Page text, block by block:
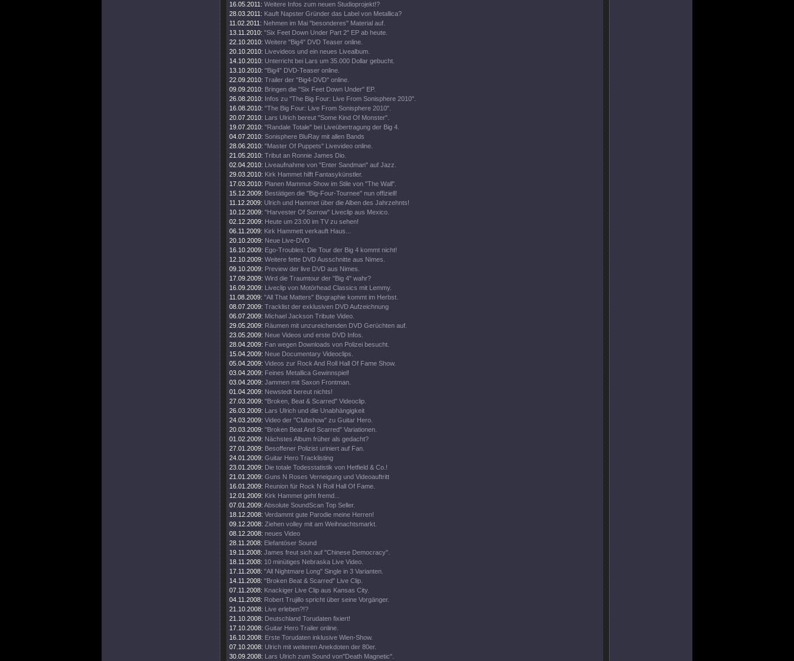
16.05.2011: Weitere Infos zum neuen Studioprojekt!?
28.03.2011: Kauft Napster Gründer das Label von Metallica?
11.02.2011: Nehmen im Mai "besonderes" Material auf.
13.11.2010: "Six Feet Down Under Part 2" EP ab heute.
22.10.2010: Weitere "Big4" DVD Teaser online.
20.10.2010: Livevideos und ein neues Livealbum.
14.10.2010: Unterricht bei Lars um 35.000 Dollar gebucht.
13.10.2010: "Big4" DVD-Teaser online.
22.09.2010: Trailer der "Big4-DVD" online.
09.09.2010: Bringen die "Six Feet Down Under" EP.
26.08.2010: Infos zu "The Big Four: Live From Sonisphere 2010".
16.08.2010: "The Big Four: Live From Sonisphere 2010".
20.07.2010: Lars Ulrich bereut "Some Kind Of Monster".
19.07.2010: "Randale Totale" bei Liveübertragung der Big 4.
04.07.2010: Sonisphere BluRay mit allen Bands
28.06.2010: "Master Of Puppets" Livevideo online.
21.05.2010: Tribut an Ronnie James Dio.
02.04.2010: Liveaufnahme von "Enter Sandman" auf Jazz.
29.03.2010: Kirk Hammet hilft Fantasykünstler.
17.03.2010: Planen Mammut-Show im Stile von "The Wall".
15.12.2009: Bestätigen die "Big-Four-Tournee" nun offiziell!
11.12.2009: Ulrich und Hammet über die Alben des Jahrzehnts!
10.12.2009: "Harvester Of Sorrow" Liveclip aus Mexico.
02.12.2009: Heute um 23:00 im TV zu sehen!
06.11.2009: Kirk Hammett verkauft Haus...
20.10.2009: Neue Live-DVD
16.10.2009: Ego-Troubles: Die Tour der Big 4 kommt nicht!
12.10.2009: Weitere fette DVD Ausschnitte aus Nimes.
09.10.2009: Preview der live DVD aus Nimes.
17.09.2009: Wird die Traumtour der "Big 4" wahr?
16.09.2009: Liveclip von Motörhead Classics mit Lemmy.
11.08.2009: "All That Matters" Biographie kommt im Herbst.
08.07.2009: Tracklist der exklusiven DVD Aufzeichnung
06.07.2009: Michael Jackson Tribute Video.
29.05.2009: Räumen mit unzureichenden DVD Gerüchten auf.
23.05.2009: Neue Videos und erste DVD Infos.
28.04.2009: Fan wegen Downloads von Polizei besucht.
15.04.2009: Neue Documentary Videoclips.
05.04.2009: Videos zur Rock And Roll Hall Of Fame Show.
03.04.2009: Feines Metallica Gewinnspiel!
03.04.2009: Jammen mit Saxon Frontman.
01.04.2009: Newstedt bereut nichts!
27.03.2009: "Broken, Beat & Scarred" Videoclip.
26.03.2009: Lars Ulrich und die Unabhängigkeit
24.03.2009: Video der "Clubshow" zu Guitar Hero.
20.03.2009: "Broken Beat And Scarred" Variationen.
01.02.2009: Nächstes Album früher als gedacht?
27.01.2009: Besoffener Polizist uriniert auf Fan.
24.01.2009: Guitar Hero Tracklisting
23.01.2009: Die totale Todesstatistik von Hetfield & Co.!
21.01.2009: Guns N Roses Verneigung und Videoauftritt
16.01.2009: Reunion für Rock N Roll Hall Of Fame.
12.01.2009: Kirk Hammet geht fremd...
07.01.2009: Absolute SoundScan Top Seller.
18.12.2008: Verdammt gute Parodie meine Herren!
09.12.2008: Ziehen volley mit am Weihnachtsmarkt.
08.12.2008: neues Video
28.11.2008: Elefantöser Sound
19.11.2008: James freut sich auf "Chinese Democracy".
18.11.2008: 10 minütiges Nebraska Live Video.
17.11.2008: "All Nightmare Long" Single in 3 Varianten.
14.11.2008: "Broken Beat & Scarred" Live Clip.
07.11.2008: Knackiger Live Clip aus Kansas City.
04.11.2008: Robert Trujillo spricht über seine Vorgänger.
21.10.2008: Live erleben?!?
21.10.2008: Deutschland Torudaten fixiert!
17.10.2008: Guitar Hero Trailer online.
16.10.2008: Erste Torudaten inklusive Wien-Show.
07.10.2008: Ulrich mit weiteren Anekdoten der 80er.
30.09.2008: Lars Ulrich zum Sound von"Death Magnetic".